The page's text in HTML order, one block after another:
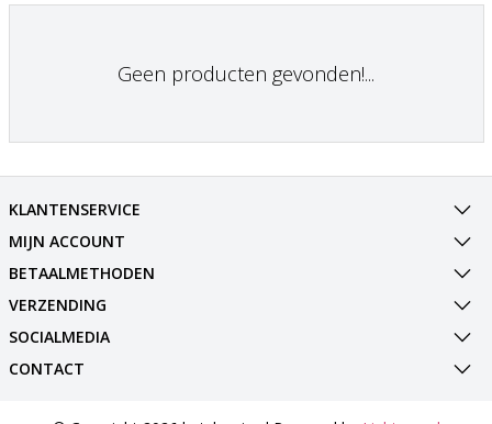
Geen producten gevonden!...
KLANTENSERVICE
MIJN ACCOUNT
BETAALMETHODEN
VERZENDING
SOCIALMEDIA
CONTACT